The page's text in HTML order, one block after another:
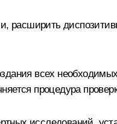
расширить
всех
процедура